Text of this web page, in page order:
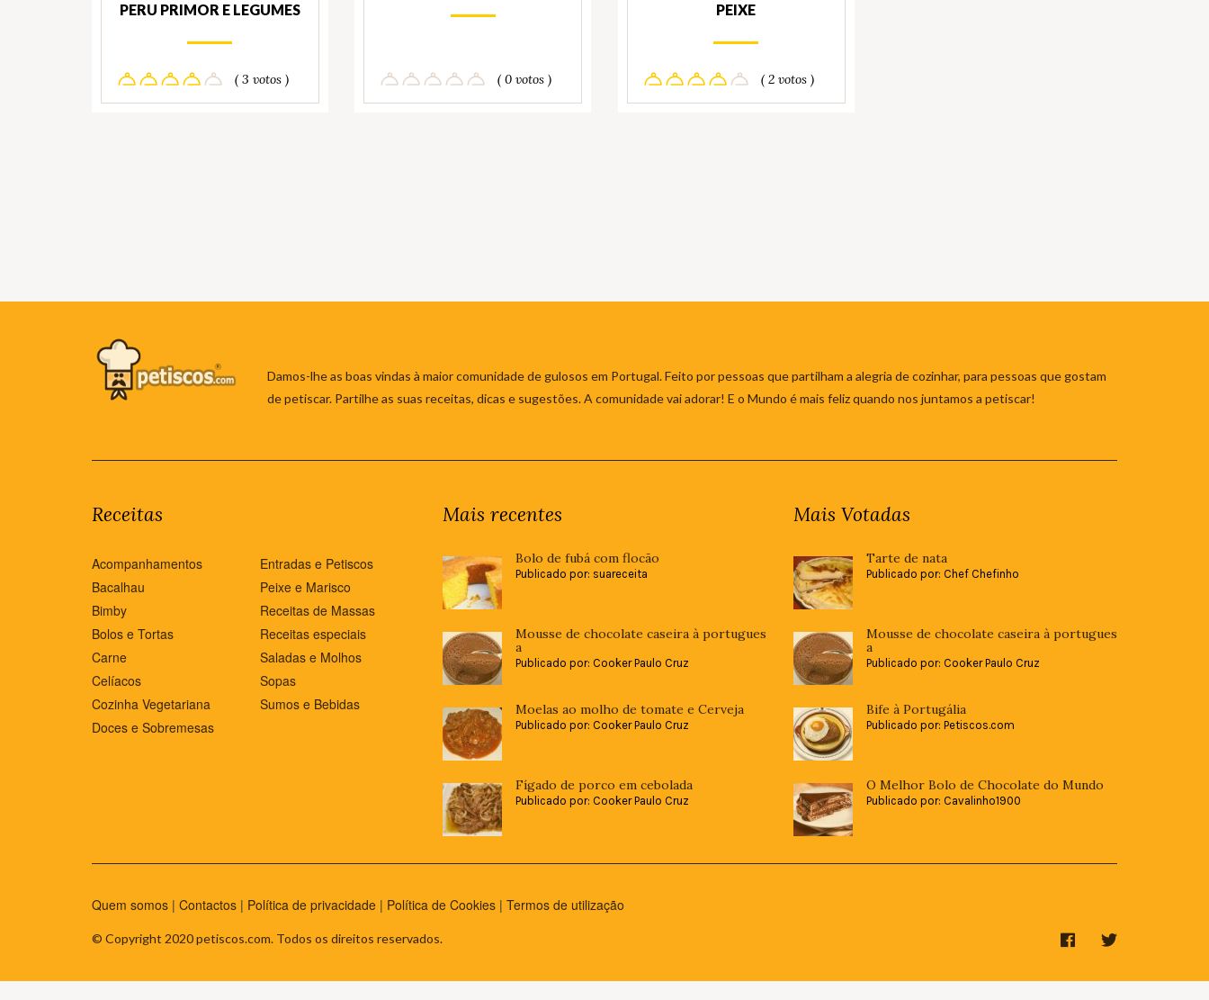
PERU PRIMOR E LEGUMES
( 3 votos ) ( 0 votos )
PEIXE
( 2 votos )
Damos-lhe as boas vindas à maior comunidade de gulosos em Portugal. Feito por pessoas que partilham a alegria de cozinhar, para pessoas que gostam
de petiscar. Partilhe as suas receitas, dicas e sugestões. A comunidade vai adorar! E o Mundo é mais feliz quando nos juntamos a petiscar!
Receitas
Acompanhamentos
Bacalhau
Bimby
Bolos e Tortas
Carne
Celíacos
Cozinha Vegetariana
Doces e Sobremesas
Entradas e Petiscos
Peixe e Marisco
Receitas de Massas
Receitas especiais
Saladas e Molhos
Sopas
Sumos e Bebidas
Mais recentes
Bolo de fubá com flocão
Publicado por: suareceita
Mousse de chocolate caseira à portugues
a
Publicado por: Cooker Paulo Cruz
Moelas ao molho de tomate e Cerveja
Publicado por: Cooker Paulo Cruz
Fígado de porco em cebolada
Publicado por: Cooker Paulo Cruz
Mais Votadas
Tarte de nata
Publicado por: Chef Chefinho
Mousse de chocolate caseira à portugues
a
Publicado por: Cooker Paulo Cruz
Bife à Portugália
Publicado por: Petiscos.com
O Melhor Bolo de Chocolate do Mundo
Publicado por: Cavalinho1900
Quem somos | Contactos | Política de privacidade | Política de Cookies | Termos de utilização
© Copyright 2020 petiscos.com. Todos os direitos reservados.